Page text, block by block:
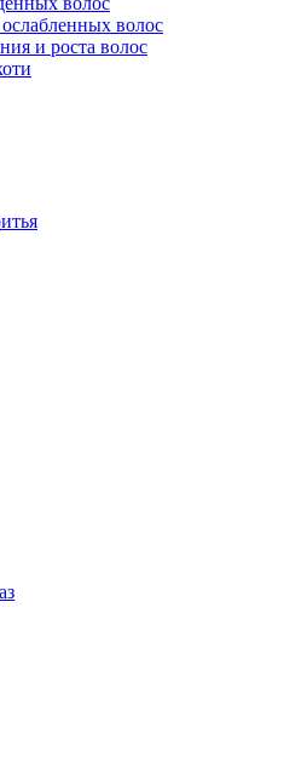
волос
и роста волос